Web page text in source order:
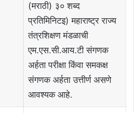
(मराठी) ३० शब्द
प्रतिमिनिटइ) महाराष्ट्र राज्य
तंत्रशिक्षण मंडळाची
एम.एस.सी.आय.टी संगणक
अर्हता परीक्षा किंवा समकक्ष
संगणक अर्हता उत्तीर्ण असणे
आवश्यक आहे.